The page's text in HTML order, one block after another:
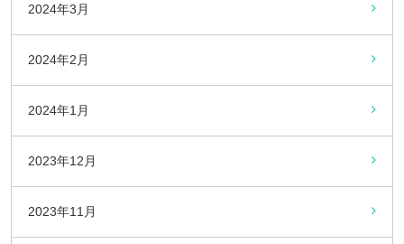
2024年3月
2024年2月
2024年1月
2023年12月
2023年11月